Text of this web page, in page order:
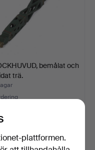
bemålat och
trä.
plattformen.